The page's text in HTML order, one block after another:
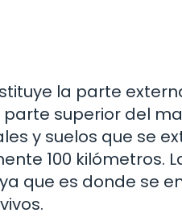
la parte
superior del
y suelos que se
100 kilómetros.
que es donde se